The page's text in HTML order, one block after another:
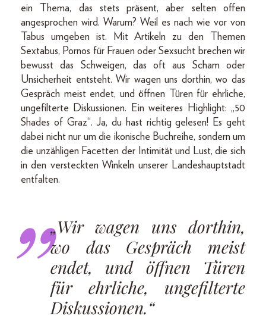
ein Thema, das stets präsent, aber selten offen
angesprochen wird. Warum? Weil es nach wie vor von
Tabus umgeben ist. Mit Artikeln zu den Themen
Sextabus, Pornos für Frauen oder Sexsucht brechen wir
bewusst das Schweigen, das oft aus Scham oder
Unsicherheit entsteht. Wir wagen uns dorthin, wo das
Gespräch meist endet, und öffnen Türen für ehrliche,
ungefilterte Diskussionen. Ein weiteres Highlight: „50
Shades of Graz“. Ja, du hast richtig gelesen! Es geht
dabei nicht nur um die ikonische Buchreihe, sondern um
die unzähligen Facetten der Intimität und Lust, die sich
in den versteckten Winkeln unserer Landeshauptstadt
entfalten.
„Wir wagen uns dorthin,
wo das Gespräch meist
endet, und öffnen Türen
für ehrliche, ungefilterte
Diskussionen.“